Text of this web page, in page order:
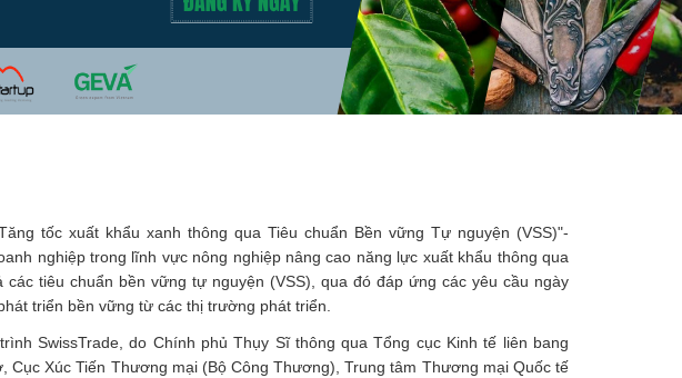
tốc xuất khẩu xanh thông qua Tiêu chuẩn Bền vững Tự nguyện (VSS)"-
nghiệp trong lĩnh vực nông nghiệp nâng cao năng lực xuất khẩu thông qua
các tiêu chuẩn bền vững tự nguyện (VSS), qua đó đáp ứng các yêu cầu ngày
triển bền vững từ các thị trường phát triển.
SwissTrade, do Chính phủ Thụy Sĩ thông qua Tổng cục Kinh tế liên bang
Cục Xúc Tiến Thương mại (Bộ Công Thương), Trung tâm Thương mại Quốc tế